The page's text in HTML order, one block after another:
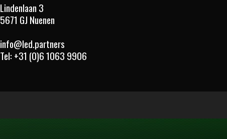
Lindenlaan 3
5671 GJ Nuenen
info@led.partners
Tel: +31 (0)6 1063 9906